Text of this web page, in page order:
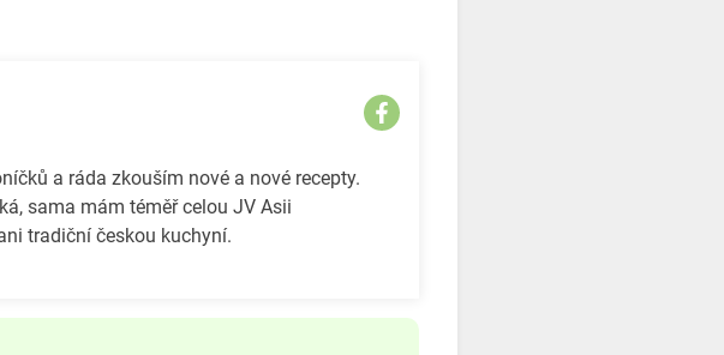
a ráda zkouším nové a nové recepty.
sama mám téměř celou JV Asii
tradiční českou kuchyní.